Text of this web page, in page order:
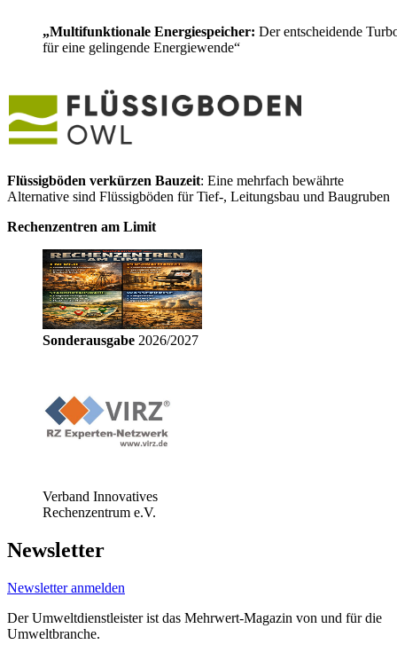
„Multifunktionale Energiespeicher: Der entscheidende
für eine gelingende Energiewende“
Flüssigböden verkürzen Bauzeit: Eine mehrfach bewährte
Alternative sind Flüssigböden für Tief-, Leitungsbau und Baugruben
Rechenzentren am Limit
Sonderausgabe 2026/2027
Verband Innovatives
Rechenzentrum e.V.
Newsletter
Newsletter anmelden
Der Umweltdienstleister ist das Mehrwert-Magazin von und für die
Umweltbranche.